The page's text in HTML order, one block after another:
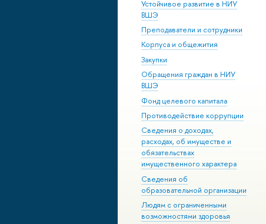
Устойчивое развитие в НИУ
ВШЭ
Преподаватели и сотрудники
Корпуса и общежития
Закупки
Обращения граждан в НИУ
ВШЭ
Фонд целевого капитала
Противодействие коррупции
Сведения о доходах,
расходах, об имуществе и
обязательствах
имущественного характера
Сведения об
образовательной организации
Людям с ограниченными
возможностями здоровья